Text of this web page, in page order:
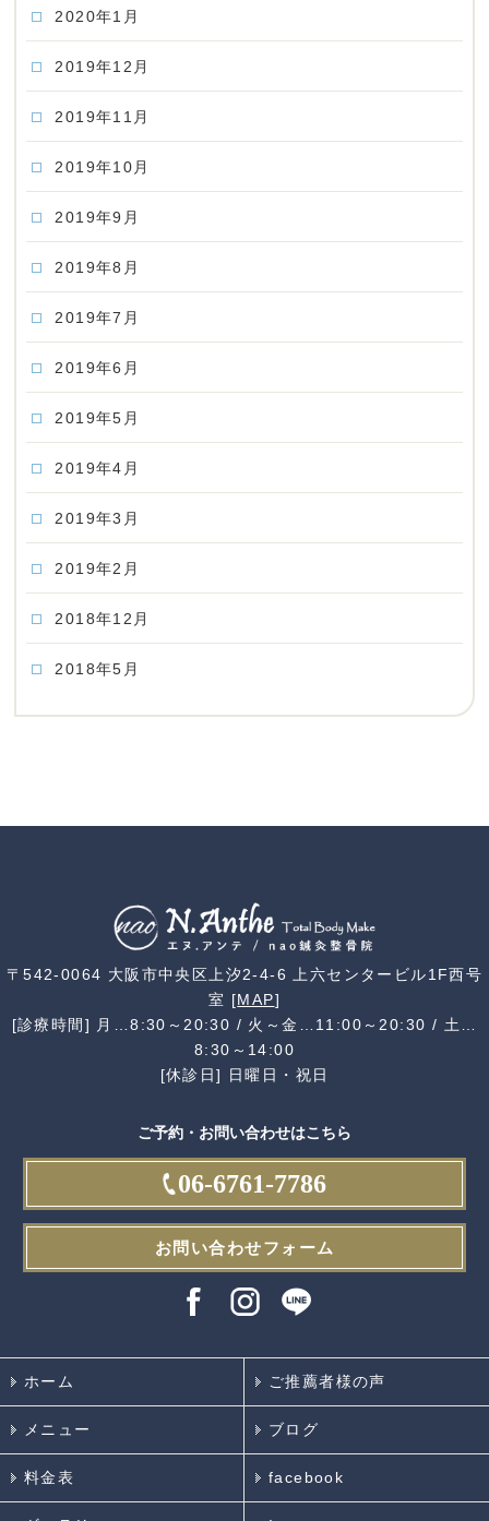
2020年1月
2019年12月
2019年11月
2019年10月
2019年9月
2019年8月
2019年7月
2019年6月
2019年5月
2019年4月
2019年3月
2019年2月
2018年12月
2018年5月
〒542-0064 大阪市中央区上汐2-4-6 上六センタービル1F西号
室 [MAP]
[診療時間] 月…8:30～20:30 / 火～金…11:00～20:30 / 土…
8:30～14:00
[休診日] 日曜日・祝日
ご予約・お問い合わせはこちら
06-6761-7786
お問い合わせフォーム
ホーム ご推薦者様の声
メニュー ブログ
料金表 facebook